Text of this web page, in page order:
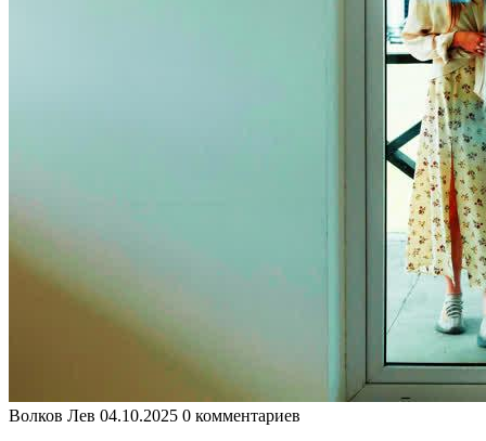
Волков Лев 04.10.2025 0 комментариев